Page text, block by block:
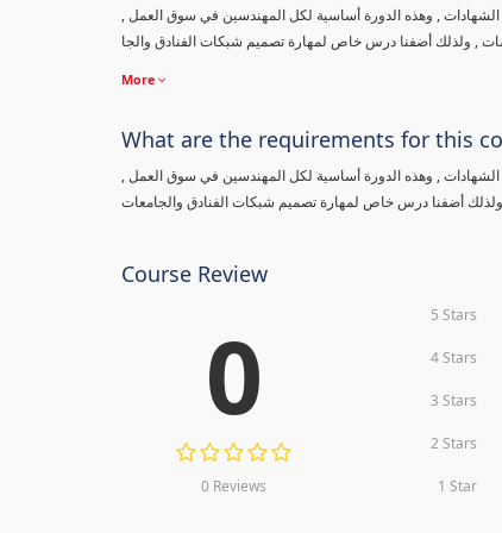
الشهادات , وهذه الدورة أساسية لكل المهندسين في سوق العمل ,
, ولذلك أضفنا درس خاص لمهارة تصميم شبكات الفنادق والجا
More
What are the requirements for this
الشهادات , وهذه الدورة أساسية لكل المهندسين في سوق العمل ,
ولذلك أضفنا درس خاص لمهارة تصميم شبكات الفنادق والجامعات
Course Review
0
0 Reviews
5 Stars
4 Stars
3 Stars
2 Stars
1 Star